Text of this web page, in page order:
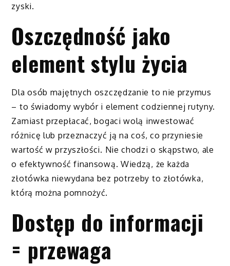
zyski.
Oszczędność jako
element stylu życia
Dla osób majętnych oszczędzanie to nie przymus
– to świadomy wybór i element codziennej rutyny.
Zamiast przepłacać, bogaci wolą inwestować
różnicę lub przeznaczyć ją na coś, co przyniesie
wartość w przyszłości. Nie chodzi o skąpstwo, ale
o efektywność finansową. Wiedzą, że każda
złotówka niewydana bez potrzeby to złotówka,
którą można pomnożyć.
Dostęp do informacji
= przewaga